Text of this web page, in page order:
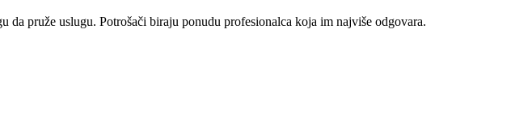
pruže uslugu. Potrošači biraju ponudu profesionalca koja im najviše odgovara.